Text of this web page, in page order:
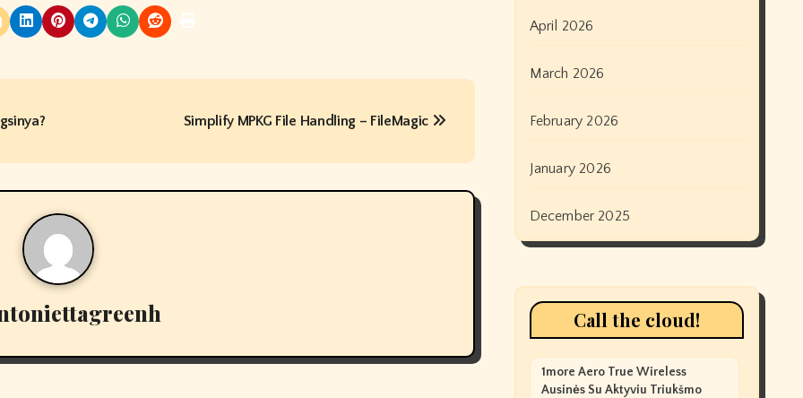
Simplify MPKG File Handling – FileMagic
April 2026
March 2026
February 2026
January 2026
December 2025
Call the cloud!
1more Aero True Wireless
Ausinės Su Aktyviu Triukšmo